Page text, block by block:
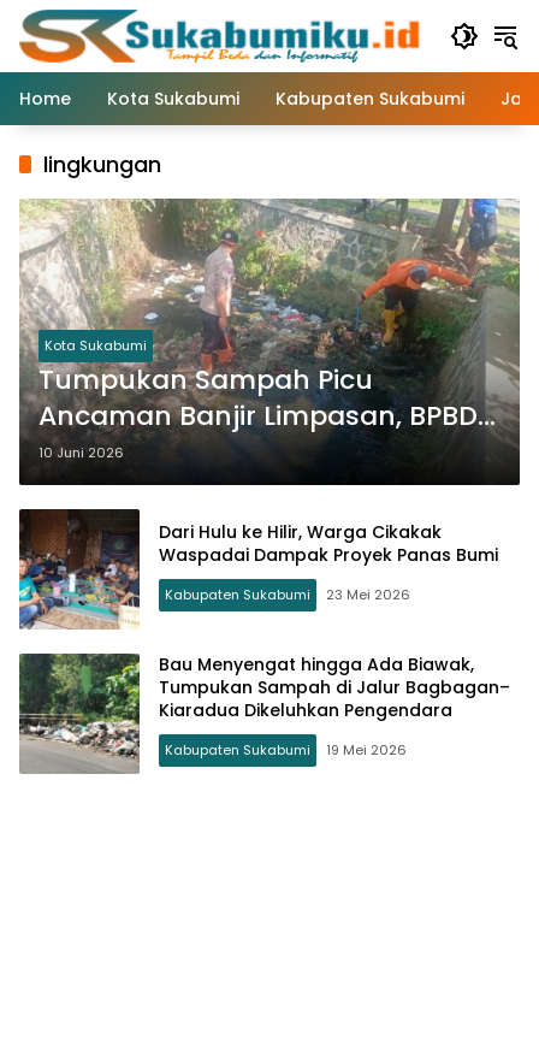
Langsung
konten
Home
Kota Sukabumi Kabupaten Sukabumi
lingkungan
Kota Sukabumi
Tumpukan Sampah Picu
Ancaman Banjir Limpasan, BPBD
Kota Sukabumi Lakukan Aksi
Bersih Drainase
10 Juni 2026
Dari Hulu ke Hilir, Warga Cikakak
Waspadai Dampak Proyek Panas Bumi
Kabupaten Sukabumi 23 Mei 2026
Bau Menyengat hingga Ada Biawak,
Tumpukan Sampah di Jalur Bagbagan–
Kiaradua Dikeluhkan Pengendara
Kabupaten Sukabumi 19 Mei 2026